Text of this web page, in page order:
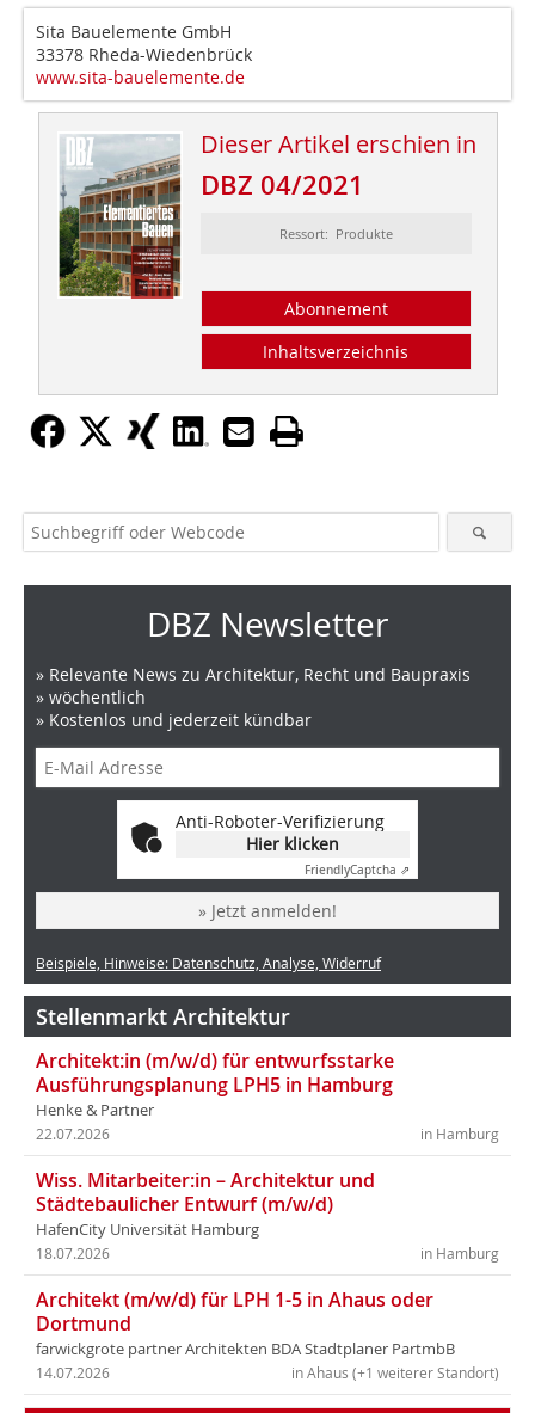
Sita Bauelemente GmbH
33378 Rheda-Wiedenbrück
www.sita-bauelemente.de
Dieser Artikel erschien in
DBZ 04/2021
Ressort: Produkte
Abonnement
Inhaltsverzeichnis
DBZ Newsletter
» Relevante News zu Architektur, Recht und Baupraxis
» wöchentlich
» Kostenlos und jederzeit kündbar
Anti-Roboter-Verifizierung
Hier klicken
FriendlyCaptcha ⇗
» Jetzt anmelden!
Beispiele, Hinweise: Datenschutz, Analyse, Widerruf
Stellenmarkt Architektur
Architekt:in (m/w/d) für entwurfsstarke
Ausführungsplanung LPH5 in Hamburg
Henke & Partner
in Hamburg
22.07.2026
Wiss. Mitarbeiter:in – Architektur und
Städtebaulicher Entwurf (m/w/d)
HafenCity Universität Hamburg
in Hamburg
18.07.2026
Architekt (m/w/d) für LPH 1-5 in Ahaus oder
Dortmund
farwickgrote partner Architekten BDA Stadtplaner PartmbB
in Ahaus (+1 weiterer Standort)
14.07.2026